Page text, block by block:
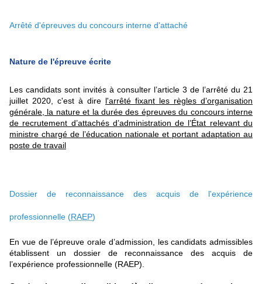
Arrêté d'épreuves du concours interne d'attaché
Nature de l'épreuve écrite
Les candidats sont invités à consulter l’article 3 de l’arrêté du 21
juillet 2020, c'est à dire l'arrêté fixant les règles d’organisation
générale, la nature et la durée des épreuves du concours interne
de recrutement d’attachés d’administration de l’État relevant du
ministre chargé de l’éducation nationale et portant adaptation au
poste de travail
Dossier de reconnaissance des acquis de l'expérience
professionnelle (RAEP)
En vue de l’épreuve orale d’admission, les candidats admissibles
établissent un dossier de reconnaissance des acquis de
l’expérience professionnelle (RAEP).